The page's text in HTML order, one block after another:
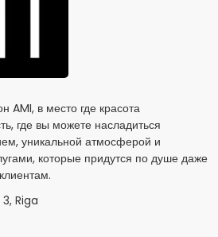
AMI, в место где красота
где вы можете насладиться
уникальной атмосферой и
которые придутся по душе даже
Riga